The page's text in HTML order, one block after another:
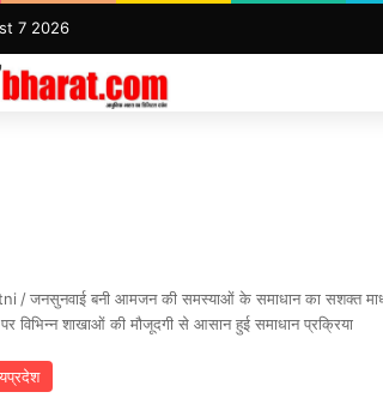
7 2026
/जनसुनवाई बनी आमजन की समस्याओं के समाधान का सशक्त
विभिन्न शाखाओं की मौजूदगी से आसान हुई समाधान प्रक्रिया